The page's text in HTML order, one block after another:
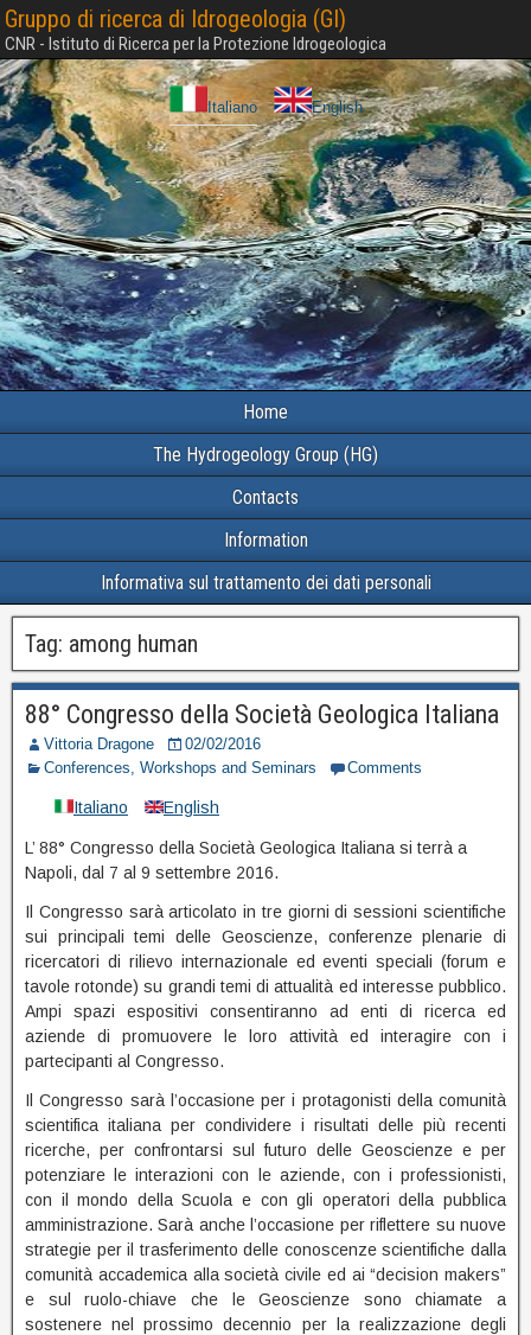
Gruppo di ricerca di Idrogeologia (GI)
CNR - Istituto di Ricerca per la Protezione Idrogeologica
Italiano English
Home
The Hydrogeology Group (HG)
Contacts
Information
Informativa sul trattamento dei dati personali
Tag: among human
88° Congresso della Società Geologica Italiana
Vittoria Dragone
02/02/2016
Conferences, Workshops and Seminars
Comments
Italiano English
L’ 88° Congresso della Società Geologica Italiana si terrà a
Napoli, dal 7 al 9 settembre 2016.
Il Congresso sarà articolato in tre giorni di sessioni scientifiche
sui principali temi delle Geoscienze, conferenze plenarie di
ricercatori di rilievo internazionale ed eventi speciali (forum e
tavole rotonde) su grandi temi di attualità ed interesse pubblico.
Ampi spazi espositivi consentiranno ad enti di ricerca ed
aziende di promuovere le loro attività ed interagire con i
partecipanti al Congresso.
Il Congresso sarà l’occasione per i protagonisti della comunità
scientifica italiana per condividere i risultati delle più recenti
ricerche, per confrontarsi sul futuro delle Geoscienze e per
potenziare le interazioni con le aziende, con i professionisti,
con il mondo della Scuola e con gli operatori della pubblica
amministrazione. Sarà anche l’occasione per riflettere su nuove
strategie per il trasferimento delle conoscenze scientifiche dalla
comunità accademica alla società civile ed ai “decision makers”
e sul ruolo-chiave che le Geoscienze sono chiamate a
sostenere nel prossimo decennio per la realizzazione degli